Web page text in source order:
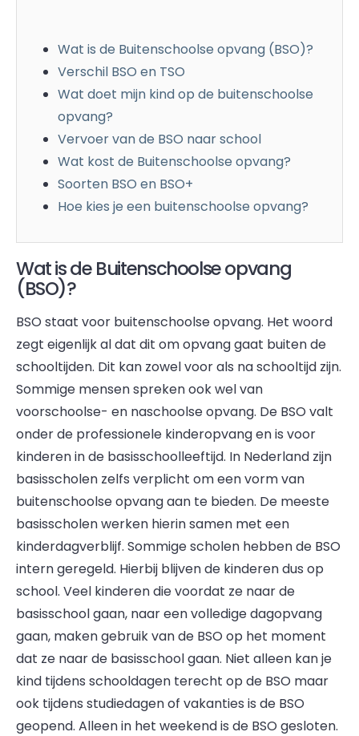
Wat is de Buitenschoolse opvang (BSO)?
Verschil BSO en TSO
Wat doet mijn kind op de buitenschoolse
opvang?
Vervoer van de BSO naar school
Wat kost de Buitenschoolse opvang?
Soorten BSO en BSO+
Hoe kies je een buitenschoolse opvang?
Wat is de Buitenschoolse opvang
(BSO)?
BSO staat voor buitenschoolse opvang. Het woord
zegt eigenlijk al dat dit om opvang gaat buiten de
schooltijden. Dit kan zowel voor als na schooltijd zijn.
Sommige mensen spreken ook wel van
voorschoolse- en naschoolse opvang. De BSO valt
onder de professionele kinderopvang en is voor
kinderen in de basisschoolleeftijd. In Nederland zijn
basisscholen zelfs verplicht om een vorm van
buitenschoolse opvang aan te bieden. De meeste
basisscholen werken hierin samen met een
kinderdagverblijf. Sommige scholen hebben de BSO
intern geregeld. Hierbij blijven de kinderen dus op
school. Veel kinderen die voordat ze naar de
basisschool gaan, naar een volledige dagopvang
gaan, maken gebruik van de BSO op het moment
dat ze naar de basisschool gaan. Niet alleen kan je
kind tijdens schooldagen terecht op de BSO maar
ook tijdens studiedagen of vakanties is de BSO
geopend. Alleen in het weekend is de BSO gesloten.